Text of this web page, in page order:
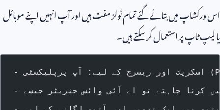
اس ورکشاپ میں بتائے گئے تمام ٹولز مفت ہیں اور آپ انہیں اپنے موبائل
یا لیپ ٹاپ پر استعمال کر سکتے ہیں۔